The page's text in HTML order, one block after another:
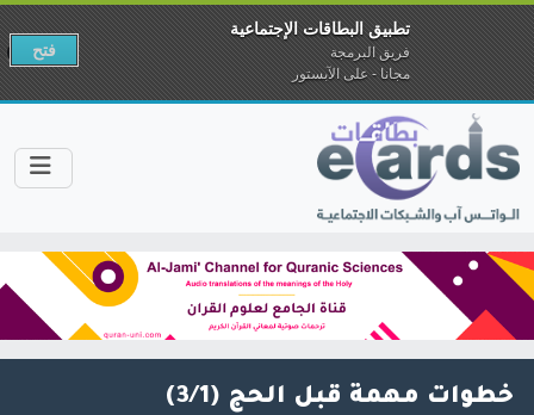
خطوات مهمة قبل الحج (3/1)
تطبيق البطاقات الإجتماعية
فريق البرمجة
مجانا - على الآبستور
فتح